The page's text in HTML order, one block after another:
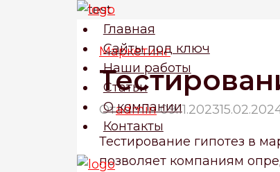
содержимому
Главная
Сайты под ключ
Наши работы
Статьи
О компании
Контакты
Маркетинг
Отadmin 09.11.2023
Тестирование гипотез в
позволяет компаниям